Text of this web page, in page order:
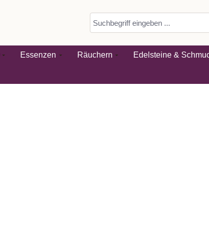
Essenzen Räuchern Edelsteine &